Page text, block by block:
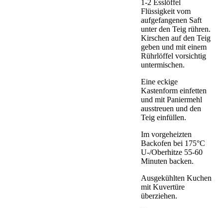
1-2 Esslöffel
Flüssigkeit vom
aufgefangenen Saft
unter den Teig rühren.
Kirschen auf den Teig
geben und mit einem
Rührlöffel vorsichtig
untermischen.
Eine eckige
Kastenform einfetten
und mit Paniermehl
ausstreuen und den
Teig einfüllen.
Im vorgeheizten
Backofen bei 175°C
U-/Oberhitze 55-60
Minuten backen.
Ausgekühlten Kuchen
mit Kuvertüre
überziehen.